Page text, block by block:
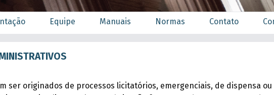
Equipe Manuais Normas Contato
ser originados de processos licitatórios, emergenciais, de dispensa